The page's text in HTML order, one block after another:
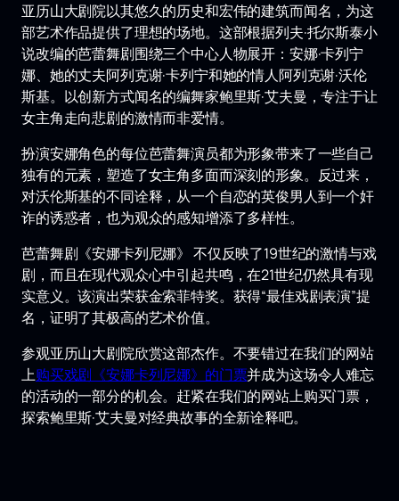
亚历山大剧院以其悠久的历史和宏伟的建筑而闻名，为这
部艺术作品提供了理想的场地。这部根据列夫·托尔斯泰小
说改编的芭蕾舞剧围绕三个中心人物展开：安娜·卡列宁
娜、她的丈夫阿列克谢·卡列宁和她的情人阿列克谢·沃伦
斯基。以创新方式闻名的编舞家鲍里斯·艾夫曼，专注于让
女主角走向悲剧的激情而非爱情。
扮演安娜角色的每位芭蕾舞演员都为形象带来了一些自己
独有的元素，塑造了女主角多面而深刻的形象。反过来，
对沃伦斯基的不同诠释，从一个自恋的英俊男人到一个奸
诈的诱惑者，也为观众的感知增添了多样性。
芭蕾舞剧《安娜卡列尼娜》 不仅反映了19世纪的激情与戏
剧，而且在现代观众心中引起共鸣，在21世纪仍然具有现
实意义。该演出荣获金索菲特奖。获得“最佳戏剧表演”提
名，证明了其极高的艺术价值。
参观亚历山大剧院欣赏这部杰作。不要错过在我们的网站
上购买戏剧《安娜卡列尼娜》的门票并成为这场令人难忘
的活动的一部分的机会。赶紧在我们的网站上购买门票，
探索鲍里斯·艾夫曼对经典故事的全新诠释吧。